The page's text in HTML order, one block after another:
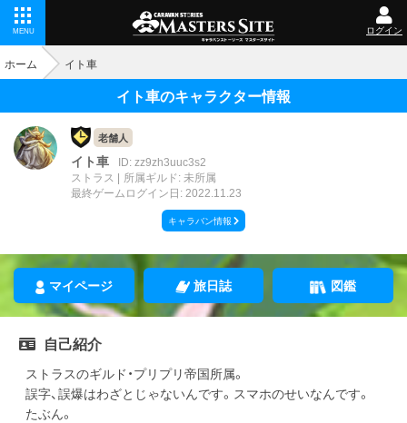
MENU ログイン
ホーム イト車
イト車のキャラクター情報
老舗人
イト車
ID: zz9zh3uuc3s2
ストラス
所属ギルド: 未所属
最終ゲームログイン日: 2022.11.23
キャラバン情報
マイページ 旅日誌 図鑑
自己紹介
ストラスのギルド・プリプリ帝国所属。
誤字、誤爆はわざとじゃないんです。スマホのせいなんです。
たぶん。